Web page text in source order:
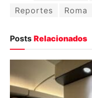
Reportes
Roma
Posts Relacionados